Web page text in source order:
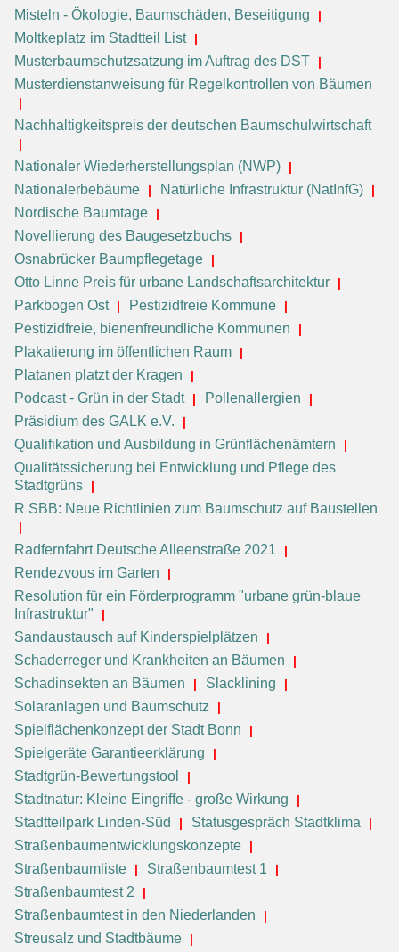
Misteln - Ökologie, Baumschäden, Beseitigung
Moltkeplatz im Stadtteil List
Musterbaumschutzsatzung im Auftrag des DST
Musterdienstanweisung für Regelkontrollen von Bäumen
Nachhaltigkeitspreis der deutschen Baumschulwirtschaft
Nationaler Wiederherstellungsplan (NWP)
Nationalerbebäume
Natürliche Infrastruktur (NatInfG)
Nordische Baumtage
Novellierung des Baugesetzbuchs
Osnabrücker Baumpflegetage
Otto Linne Preis für urbane Landschaftsarchitektur
Parkbogen Ost
Pestizidfreie Kommune
Pestizidfreie, bienenfreundliche Kommunen
Plakatierung im öffentlichen Raum
Platanen platzt der Kragen
Podcast - Grün in der Stadt
Pollenallergien
Präsidium des GALK e.V.
Qualifikation und Ausbildung in Grünflächenämtern
Qualitätssicherung bei Entwicklung und Pflege des
Stadtgrüns
R SBB: Neue Richtlinien zum Baumschutz auf Baustellen
Radfernfahrt Deutsche Alleenstraße 2021
Rendezvous im Garten
Resolution für ein Förderprogramm "urbane grün-blaue
Infrastruktur"
Sandaustausch auf Kinderspielplätzen
Schaderreger und Krankheiten an Bäumen
Schadinsekten an Bäumen
Slacklining
Solaranlagen und Baumschutz
Spielflächenkonzept der Stadt Bonn
Spielgeräte Garantieerklärung
Stadtgrün-Bewertungstool
Stadtnatur: Kleine Eingriffe - große Wirkung
Stadtteilpark Linden-Süd
Statusgespräch Stadtklima
Straßenbaumentwicklungskonzepte
Straßenbaumliste
Straßenbaumtest 1
Straßenbaumtest 2
Straßenbaumtest in den Niederlanden
Streusalz und Stadtbäume